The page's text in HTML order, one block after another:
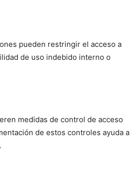
pueden restringir el acceso a
de ‌uso indebido interno o
medidas de control de acceso
de estos controles ayuda a